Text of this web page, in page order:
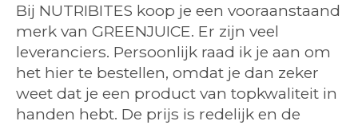
Bij NUTRIBITES koop je een vooraanstaand
merk van GREENJUICE. Er zijn veel
leveranciers. Persoonlijk raad ik je aan om
het hier te bestellen, omdat je dan zeker
weet dat je een product van topkwaliteit in
handen hebt. De prijs is redelijk en de